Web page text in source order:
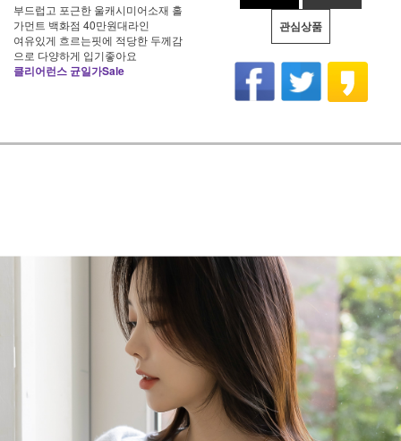
부드럽고 포근한 울캐시미어소재 홀
가먼트 백화점 40만원대라인
여유있게 흐르는핏에 적당한 두께감
으로 다양하게 입기좋아요
클리어런스 균일가Sale
관심상품